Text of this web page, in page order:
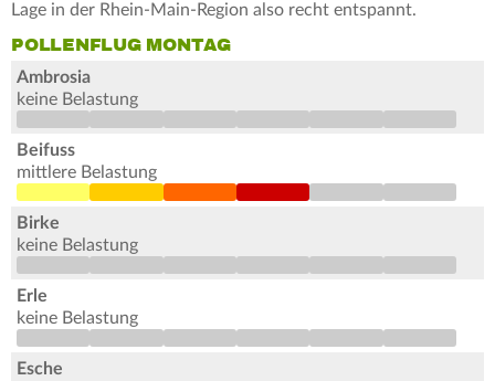
Lage in der Rhein-Main-Region also recht entspannt.
POLLENFLUG MONTAG
Ambrosia
keine Belastung
Beifuss
mittlere Belastung
Birke
keine Belastung
Erle
keine Belastung
Esche